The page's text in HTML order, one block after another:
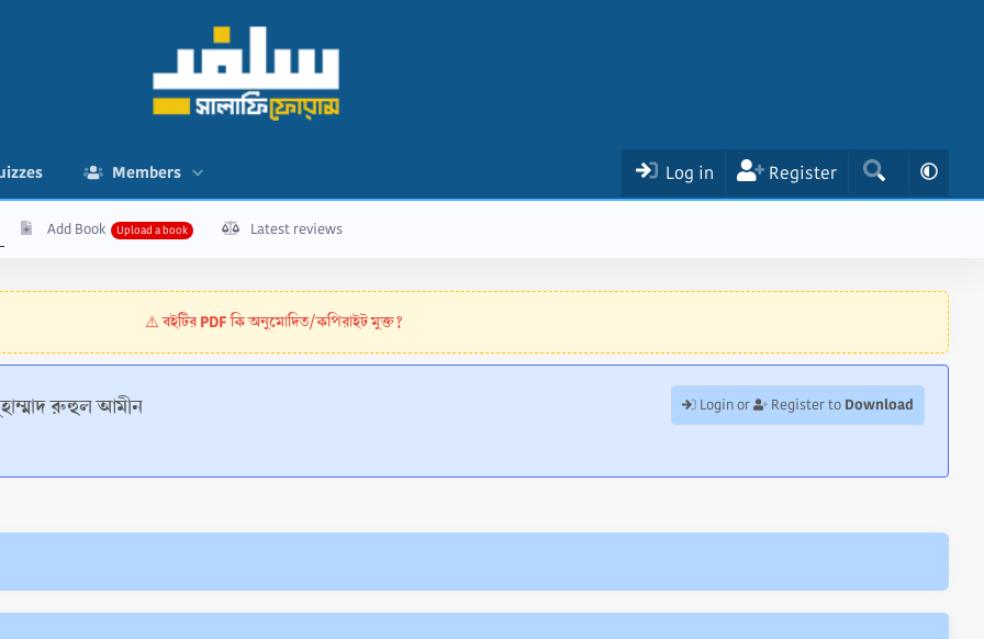
Members Log in Register
Add Book Latest reviews
⚠️বইটির PDF কি অনুমোদিত/কপিরাইট মুক্ত?
রুহুল আমীন Login or Register to Download